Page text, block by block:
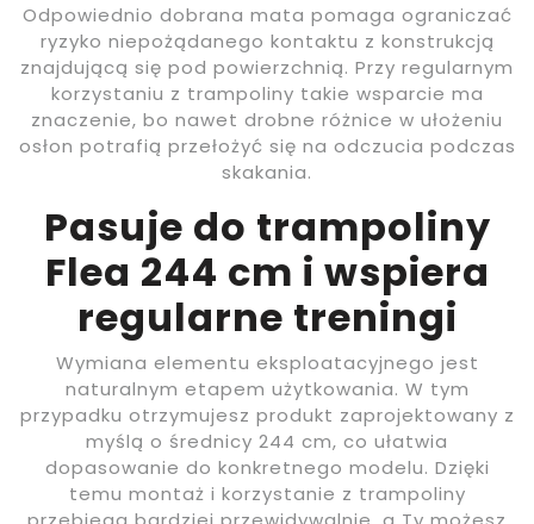
Odpowiednio dobrana mata pomaga ograniczać
ryzyko niepożądanego kontaktu z konstrukcją
znajdującą się pod powierzchnią. Przy regularnym
korzystaniu z trampoliny takie wsparcie ma
znaczenie, bo nawet drobne różnice w ułożeniu
osłon potrafią przełożyć się na odczucia podczas
skakania.
Pasuje do trampoliny
Flea 244 cm i wspiera
regularne treningi
Wymiana elementu eksploatacyjnego jest
naturalnym etapem użytkowania. W tym
przypadku otrzymujesz produkt zaprojektowany z
myślą o średnicy 244 cm, co ułatwia
dopasowanie do konkretnego modelu. Dzięki
temu montaż i korzystanie z trampoliny